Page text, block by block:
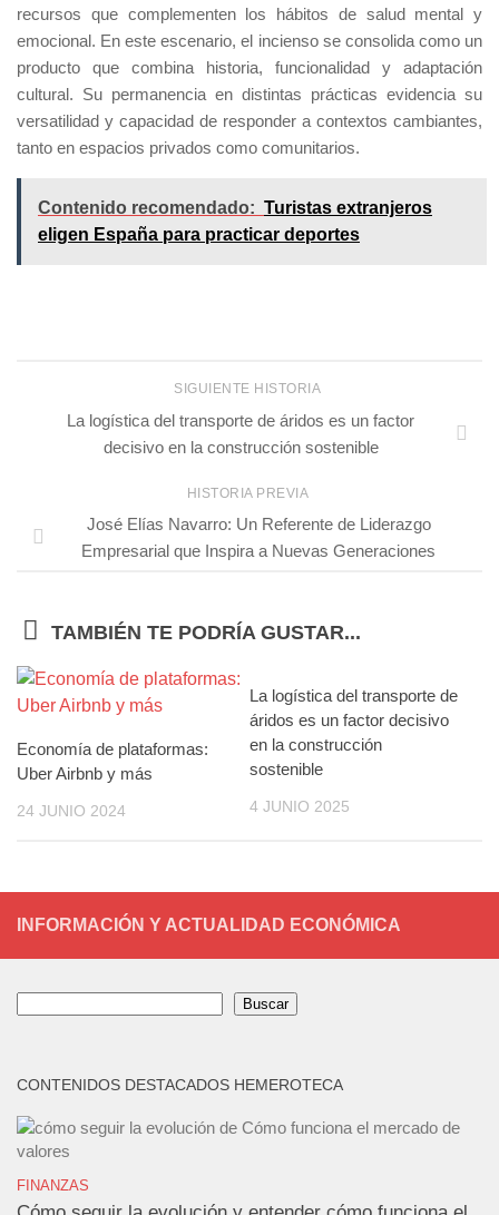
recursos que complementen los hábitos de salud mental y
emocional. En este escenario, el incienso se consolida como un
producto que combina historia, funcionalidad y adaptación
cultural. Su permanencia en distintas prácticas evidencia su
versatilidad y capacidad de responder a contextos cambiantes,
tanto en espacios privados como comunitarios.
Contenido recomendado: Turistas extranjeros
eligen España para practicar deportes
SIGUIENTE HISTORIA
La logística del transporte de áridos es un factor
decisivo en la construcción sostenible
HISTORIA PREVIA
José Elías Navarro: Un Referente de Liderazgo
Empresarial que Inspira a Nuevas Generaciones
TAMBIÉN TE PODRÍA GUSTAR...
Economía de plataformas:
Uber Airbnb y más
24 JUNIO 2024
La logística del transporte de
áridos es un factor decisivo
en la construcción
sostenible
4 JUNIO 2025
INFORMACIÓN Y ACTUALIDAD ECONÓMICA
Buscar
CONTENIDOS DESTACADOS HEMEROTECA
FINANZAS